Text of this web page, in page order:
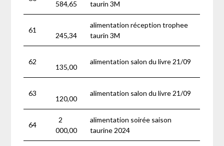
584,65
taurin 3M
61
245,34
alimentation réception trophee
taurin 3M
62
135,00
alimentation salon du livre 21/09
63
120,00
alimentation salon du livre 21/09
64
2
000,00
alimentation soirée saison
taurine 2024